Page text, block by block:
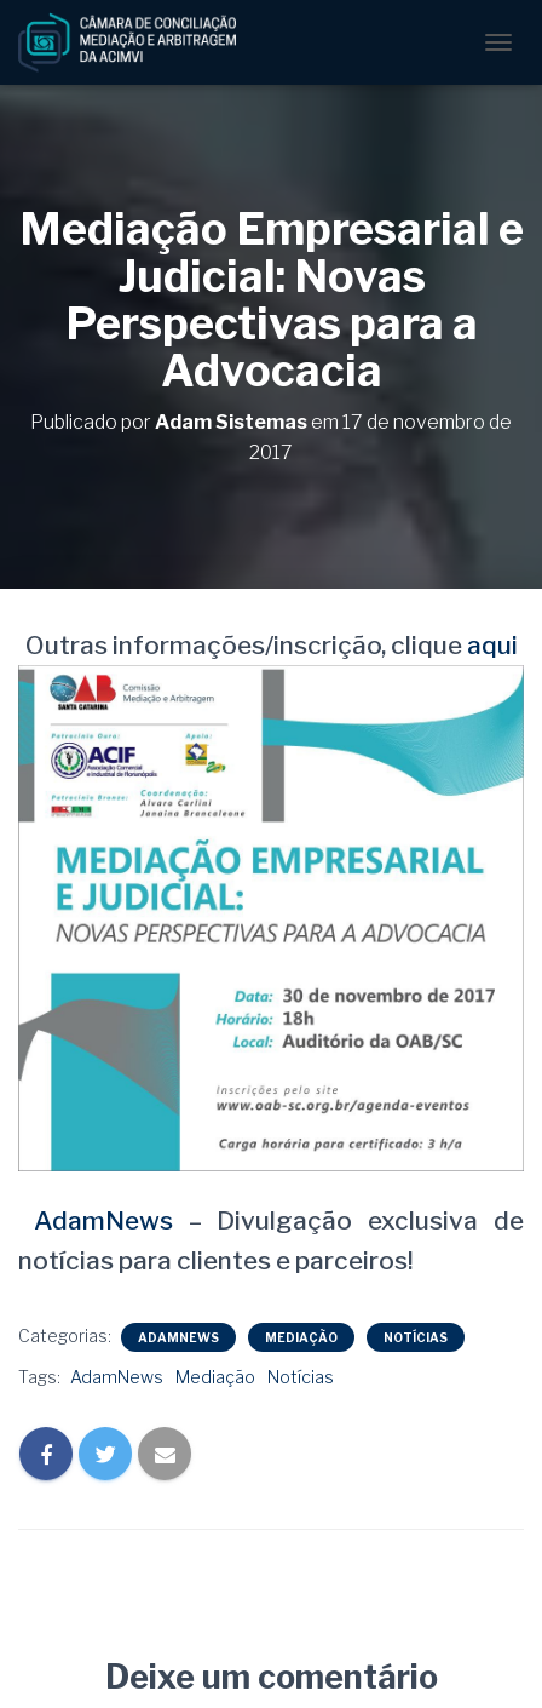
L
R
N
O
Mediação Empresarial e
Judicial: Novas
Perspectivas para a
Advocacia
Publicado por Adam Sistemas em 17 de novembro de
2017
Outras informações/inscrição, clique aqui
AdamNews– Divulgação exclusiva de
notícias para clientes e parceiros!
Categorias: ADAMNEWS MEDIAÇÃO NOTÍCIAS
Tags: AdamNews Mediação Notícias
Deixe um comentário